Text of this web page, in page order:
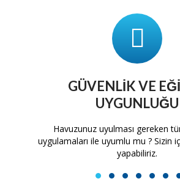
GÜVENLIK VE
UYGUNLUĞU
Havuzunuz uyulması gereken
uygulamaları ile uyumlu mu ? Sizin
yapabiliriz.
1 2 3 4 5 6